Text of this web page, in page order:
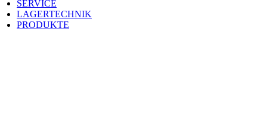
SERVICE
LAGERTECHNIK
PRODUKTE